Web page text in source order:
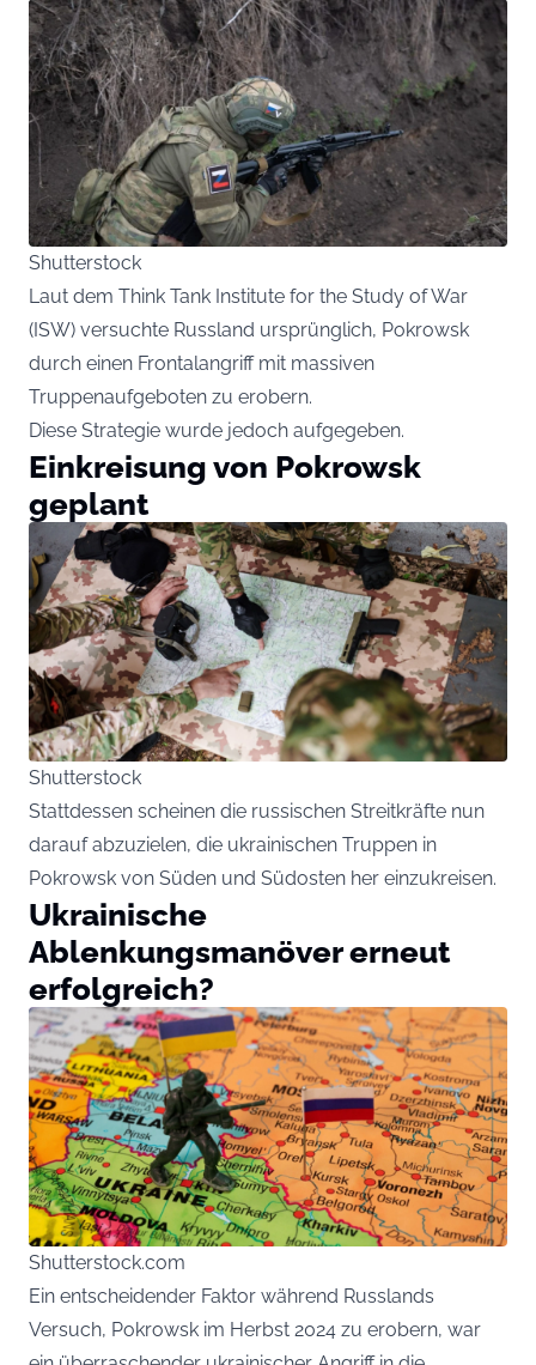
Shutterstock
Laut dem Think Tank Institute for the Study of War
(ISW) versuchte Russland ursprünglich, Pokrowsk
durch einen Frontalangriff mit massiven
Truppenaufgeboten zu erobern.
Diese Strategie wurde jedoch aufgegeben.
Einkreisung von Pokrowsk
geplant
Shutterstock
Stattdessen scheinen die russischen Streitkräfte nun
darauf abzuzielen, die ukrainischen Truppen in
Pokrowsk von Süden und Südosten her einzukreisen.
Ukrainische
Ablenkungsmanöver erneut
erfolgreich?
Shutterstock.com
Ein entscheidender Faktor während Russlands
Versuch, Pokrowsk im Herbst 2024 zu erobern, war